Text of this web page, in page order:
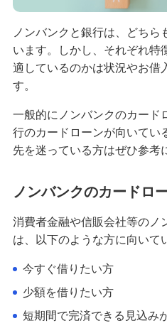
が必要なケースや提出
カードローンの翌日返
カードローンで5万円
トや他の方法も紹介
済日や返済方法も解説
カードローンの用途は
注意点を解説
生活費の補てんにカー
る使い道や注意点、対処
ノンバンクと銀行は、どちら
います。しかし、それぞれ特
適しているのかは状況やお借
す。
一般的にノンバンクのカード
行のカードローンが向いてい
先を迷っている方はぜひ参考
ノンバンクのカードロ
消費者金融や信販会社等のノ
は、以下のような方に向いて
今すぐ借りたい方
少額を借りたい方
短期間で完済できる見込み